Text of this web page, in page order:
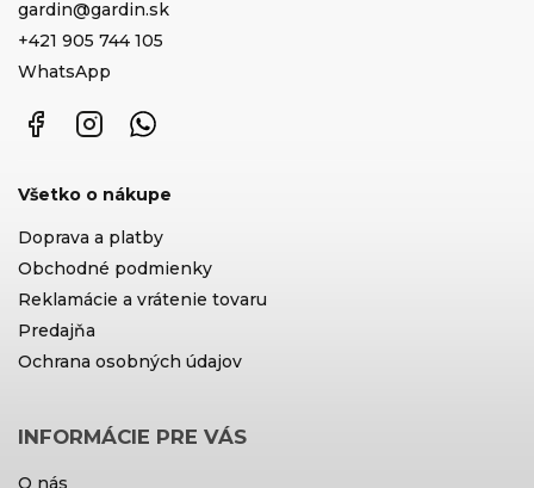
gardin@gardin.sk
+421 905 744 105
WhatsApp
FacebookInstagram
Všetko o nákupe
Doprava a platby
Obchodné podmienky
Reklamácie a vrátenie tovaru
Predajňa
Ochrana osobných údajov
INFORMÁCIE PRE VÁS
O nás